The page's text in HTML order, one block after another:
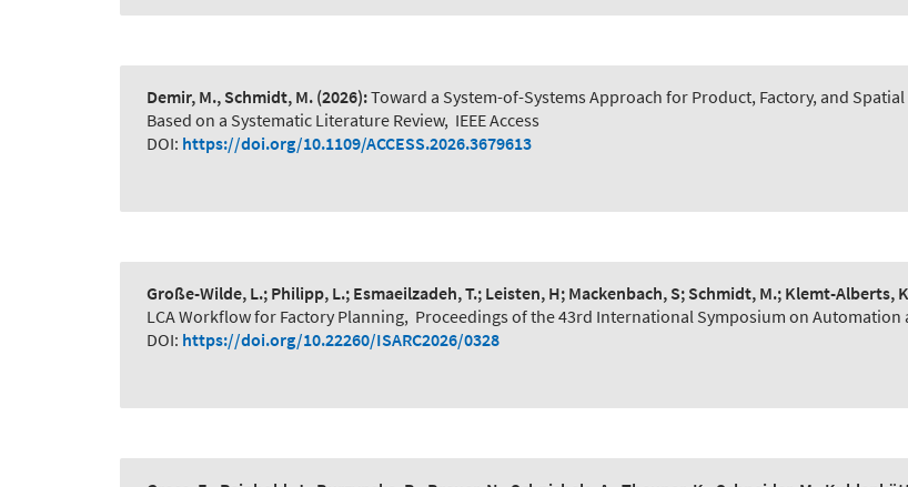
Demir, M., Schmidt, M. (2026):Toward a System-of-Systems Approach for Product, Factory, and
Based on a Systematic Literature Review, IEEE Access
DOI: https://doi.org/10.1109/ACCESS.2026.3679613
Große-Wilde, L.; Philipp, L.; Esmaeilzadeh, T.; Leisten, H; Mackenbach, S; Schmidt, M.; Klemt-Alberts,
LCA Workflow for Factory Planning, Proceedings of the 43rd International Symposium on
DOI: https://doi.org/10.22260/ISARC2026/0328